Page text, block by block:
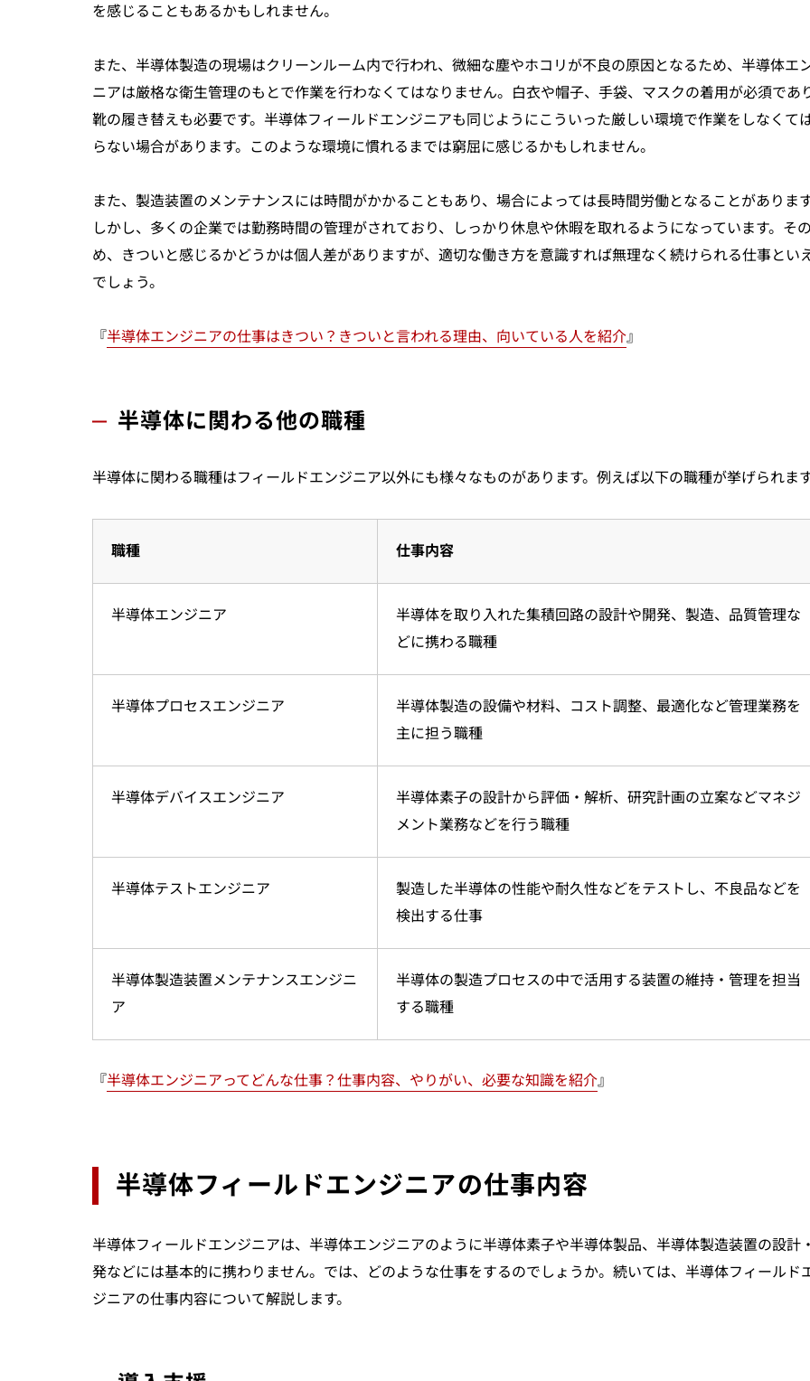
を感じることもあるかもしれません。
また、半導体製造の現場はクリーンルーム内で行われ、微細な塵やホコリが不良の原因となるため、半導体エ
ニアは厳格な衛生管理のもとで作業を行わなくてはなりません。白衣や帽子、手袋、マスクの着用が必須であり
靴の履き替えも必要です。半導体フィールドエンジニアも同じようにこういった厳しい環境で作業をしなくて
らない場合があります。このような環境に慣れるまでは窮屈に感じるかもしれません。
また、製造装置のメンテナンスには時間がかかることもあり、場合によっては長時間労働となることがあります
しかし、多くの企業では勤務時間の管理がされており、しっかり休息や休暇を取れるようになっています。そ
め、きついと感じるかどうかは個人差がありますが、適切な働き方を意識すれば無理なく続けられる仕事とい
でしょう。
『半導体エンジニアの仕事はきつい？きついと言われる理由、向いている人を紹介』
半導体に関わる他の職種
半導体に関わる職種はフィールドエンジニア以外にも様々なものがあります。例えば以下の職種が挙げられます
職種 仕事内容
半導体エンジニア
半導体を取り入れた集積回路の設計や開発、製造、品質管理な
どに携わる職種
半導体プロセスエンジニア
半導体製造の設備や材料、コスト調整、最適化など管理業務を
主に担う職種
半導体デバイスエンジニア
半導体素子の設計から評価・解析、研究計画の立案などマネジ
メント業務などを行う職種
半導体テストエンジニア
製造した半導体の性能や耐久性などをテストし、不良品などを
検出する仕事
半導体製造装置メンテナンスエンジニ
ア
半導体の製造プロセスの中で活用する装置の維持・管理を担当
する職種
『半導体エンジニアってどんな仕事？仕事内容、やりがい、必要な知識を紹介』
半導体フィールドエンジニアの仕事内容
半導体フィールドエンジニアは、半導体エンジニアのように半導体素子や半導体製品、半導体製造装置の設計
発などには基本的に携わりません。では、どのような仕事をするのでしょうか。続いては、半導体フィールド
ジニアの仕事内容について解説します。